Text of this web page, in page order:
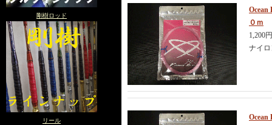
剛樹ロッド
リール
０ｍ
1,200
ナイ